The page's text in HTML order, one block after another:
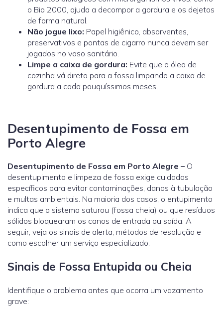
o Bio 2000 , ajuda a decompor a gordura e os dejetos
de forma natural.
Não jogue lixo: Papel higiênico, absorventes,
preservativos e pontas de cigarro nunca devem ser
jogados no vaso sanitário.
Limpe a caixa de gordura: Evite que o óleo de
cozinha vá direto para a fossa limpando a caixa de
gordura a cada pouquíssimos meses.
Desentupimento de Fossa em
Porto Alegre
Desentupimento de Fossa em Porto Alegre – O
desentupimento e limpeza de fossa exige cuidados
específicos para evitar contaminações, danos à tubulação
e multas ambientais. Na maioria dos casos, o entupimento
indica que o sistema saturou (fossa cheia) ou que resíduos
sólidos bloquearam os canos de entrada ou saída. A
seguir, veja os sinais de alerta, métodos de resolução e
como escolher um serviço especializado.
Sinais de Fossa Entupida ou Cheia
Identifique o problema antes que ocorra um vazamento
grave: